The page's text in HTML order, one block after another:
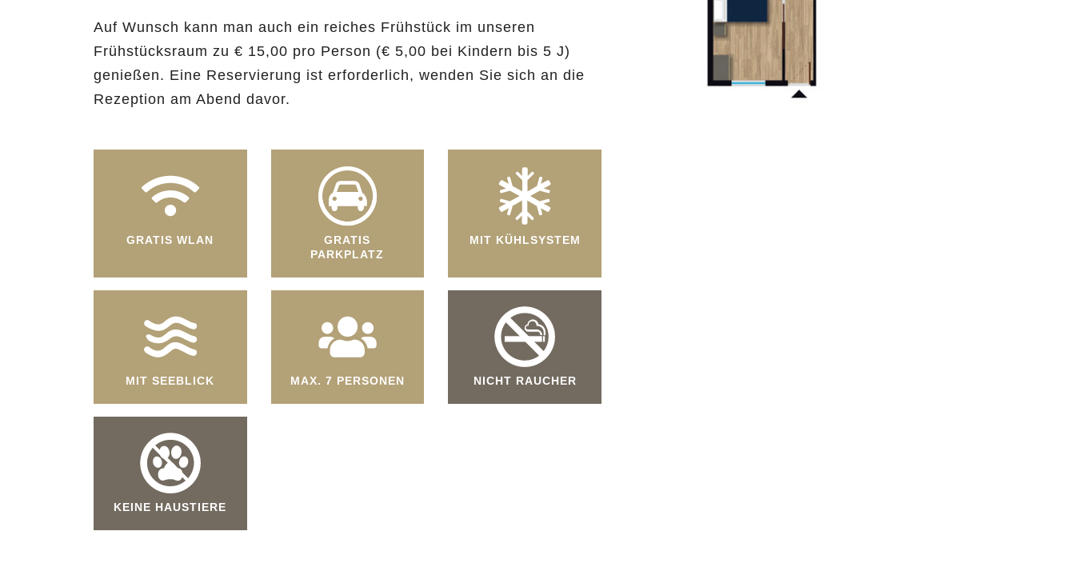
Auf Wunsch kann man auch ein reiches Frühstück im unseren
Frühstücksraum zu € 15,00 pro Person (€ 5,00 bei Kindern bis 5 J)
genießen. Eine Reservierung ist erforderlich, wenden Sie sich an die
Rezeption am Abend davor.
GRATIS WLAN
GRATIS
PARKPLATZ
MIT KÜHLSYSTEM
MIT SEEBLICK MAX. 7 PERSONEN NICHT RAUCHER
KEINE HAUSTIERE